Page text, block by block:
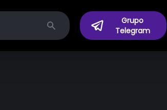
Search
Grupo
Telegram